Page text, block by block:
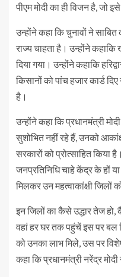
पीएम मोदी का ही विजन है, जो
उन्होंने कहा कि चुनावों ने
राज्य चाहता है। उन्होंने कहाकि
दिया गया। उन्होंने कहाकि
किसानों को पांच हजार कार्ड
है।
उन्होंने कहा कि प्रधानमंत्री
सुशोभित नहीं रहे हैं, उनको
सरकारों को प्रोत्साहित किया
जनप्रतिनिधि चाहे केंद्र के हों
मिलकर उन महत्वाकांक्षी जिलों
इन जिलों का कैसे उद्धार तेज हो,
वहां हर घर तक पहुंचें इस पर बल
को उनका लाभ मिले, उस पर
कहा कि प्रधानमंत्री नरेंद्र